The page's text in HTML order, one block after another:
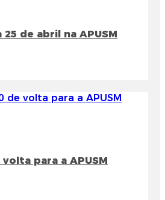
de abril na APUSM
para a APUSM